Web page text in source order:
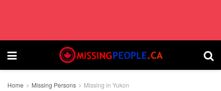
Home Missing Persons Missing in Yukon